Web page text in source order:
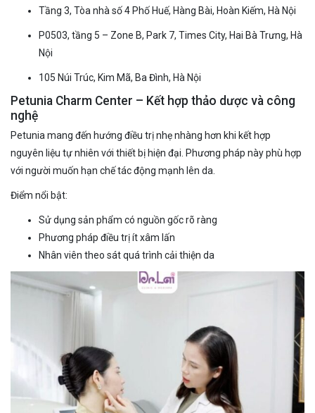
Tầng 3, Tòa nhà số 4 Phố Huế, Hàng Bài, Hoàn Kiếm, Hà Nội
P0503, tầng 5 – Zone B, Park 7, Times City, Hai Bà Trưng, Hà
Nội
105 Núi Trúc, Kim Mã, Ba Đình, Hà Nội
Petunia Charm Center – Kết hợp thảo dược và công
nghệ
Petunia mang đến hướng điều trị nhẹ nhàng hơn khi kết hợp
nguyên liệu tự nhiên với thiết bị hiện đại. Phương pháp này phù hợp
với người muốn hạn chế tác động mạnh lên da.
Điểm nổi bật:
Sử dụng sản phẩm có nguồn gốc rõ ràng
Phương pháp điều trị ít xâm lấn
Nhân viên theo sát quá trình cải thiện da